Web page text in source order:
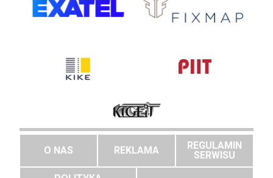
O NAS REKLAMA
REGULAMIN
SERWISU